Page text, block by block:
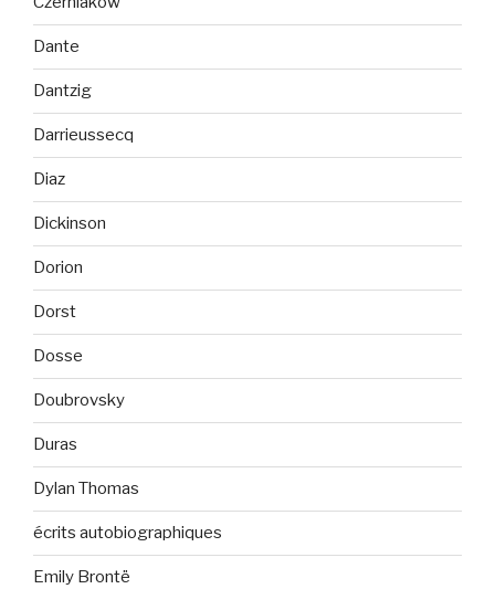
Dante
Dantzig
Darrieussecq
Diaz
Dickinson
Dorion
Dorst
Dosse
Doubrovsky
Duras
Dylan Thomas
écrits autobiographiques
Emily Brontë